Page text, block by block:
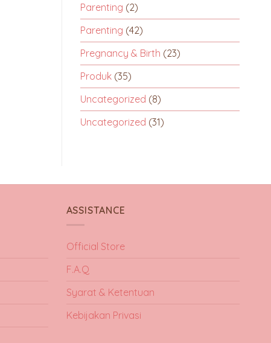
Parenting (2)
Parenting (42)
Pregnancy & Birth (23)
Produk (35)
Uncategorized (8)
Uncategorized (31)
ASSISTANCE
Official Store
F.A.Q
Syarat & Ketentuan
Kebijakan Privasi